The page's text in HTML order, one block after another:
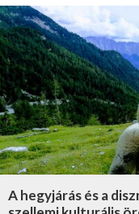
A hegyjárás és a